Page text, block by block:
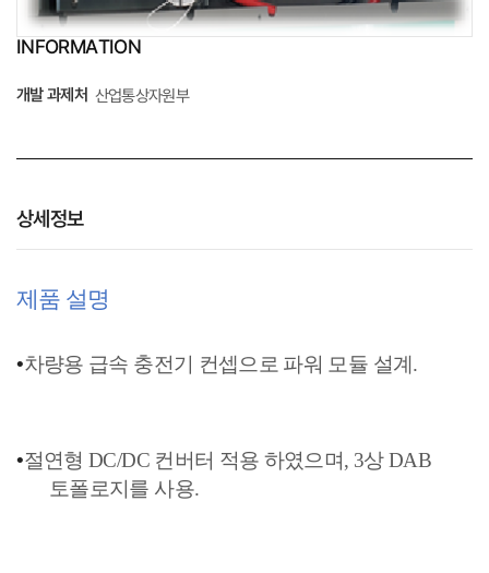
INFORMATION
개발 과제처 산업통상자원부
상세정보
제품 설명
•차량용 급속 충전기 컨셉으로 파워 모듈 설계.
•절연형DC/DC 컨버터 적용 하였으며, 3상DAB
토폴로지를 사용.